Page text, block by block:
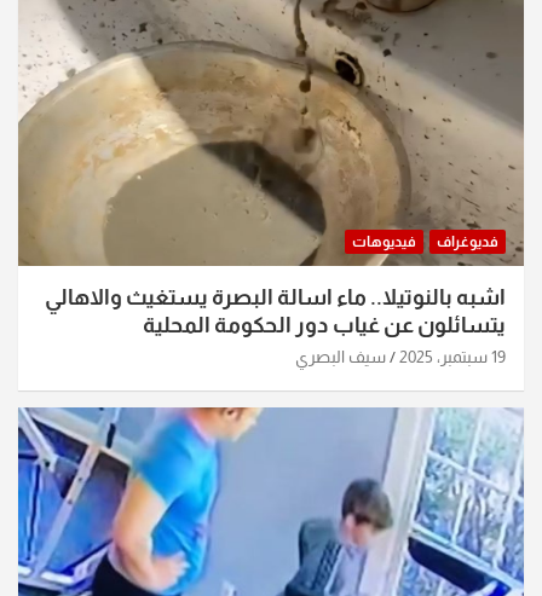
فديوغراف فيديوهات
اشبه بالنوتيلا.. ماء اسالة البصرة يستغيث والاهالي
يتسائلون عن غياب دور الحكومة المحلية
19 سبتمبر، 2025 سيف البصري